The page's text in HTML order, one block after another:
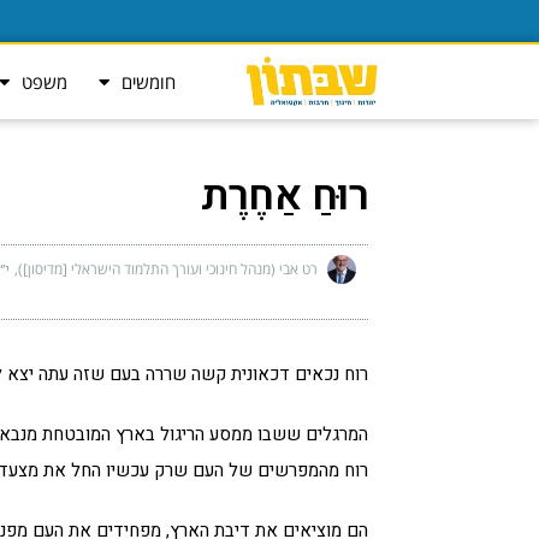
חומשים משפט
רוּחַ אַחֶרֶת
רט אבי (מנהל חינוכי ועורך התלמוד הישראלי [מדיסון])
רוח נכאים דכאונית קשה שררה בעם שזה עתה יצא
המרגלים ששבו ממסע הריגול בארץ המובטחת
רוח מהמפרשים של העם שרק עכשיו החל את
הם מוציאים את דיבת הארץ, מפחידים את העם